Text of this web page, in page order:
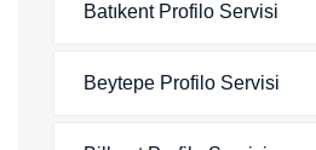
Batıkent Profilo Servisi
Beytepe Profilo Servisi